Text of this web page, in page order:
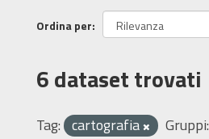
Ordina per
6 dataset trovati
Tag: cartografia
Gruppi: